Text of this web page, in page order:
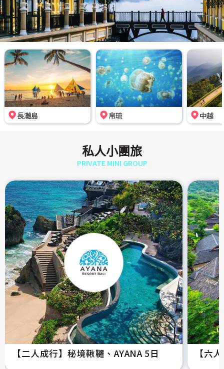
長灘島 帛琉 中越
私人小團旅
PRIVATE MINI GROUP
【二人成行】秘境鞦韆、AYANA 5日 【六